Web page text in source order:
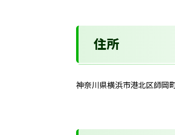
住所
神奈川県横浜市港北区師岡